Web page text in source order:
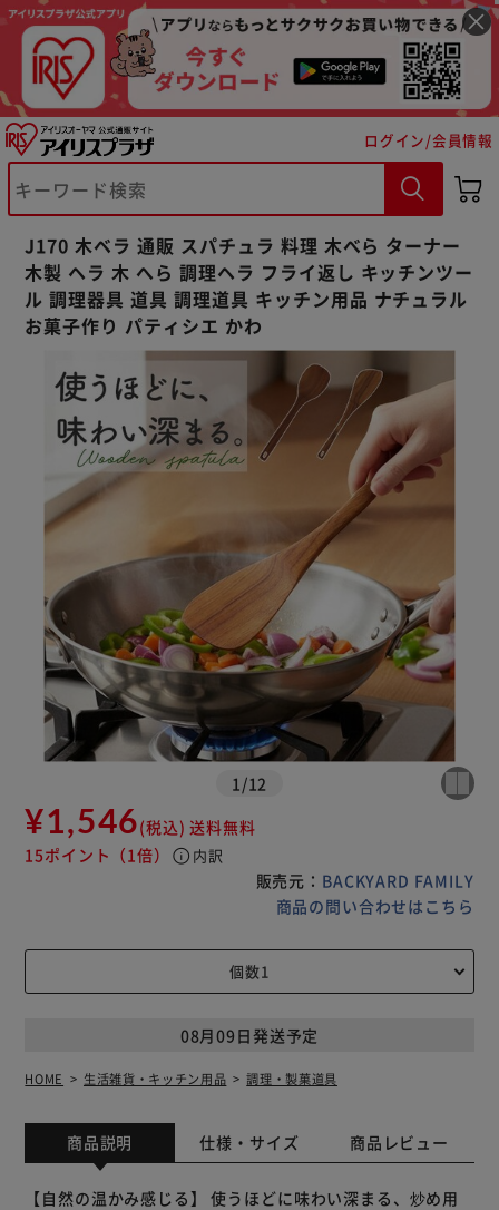
ログイン/会員情報
J170 木ベラ 通販 スパチュラ 料理 木べら ターナー
木製 ヘラ 木 へら 調理ヘラ フライ返し キッチンツー
ル 調理器具 道具 調理道具 キッチン用品 ナチュラル
お菓子作り パティシエ かわ
1 /12
¥1,546(税込) 送料無料
15ポイント （1倍） info 内訳
販売元： BACKYARD FAMILY
商品の問い合わせはこちら
08月09日発送予定
HOME 生活雑貨・キッチン用品 調理・製菓道具
商品説明 仕様・サイズ 商品レビュー
【自然の温かみ感じる】 使うほどに味わい深まる、炒め用
※ご確認ください
カートに入れる 購入手続きへ